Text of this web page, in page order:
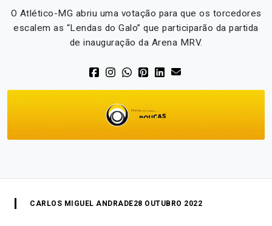
O Atlético-MG abriu uma votação para que os torcedores
escalem as “Lendas do Galo” que participarão da partida
de inauguração da Arena MRV.
CARLOS MIGUEL ANDRADE28 OUTUBRO 2022